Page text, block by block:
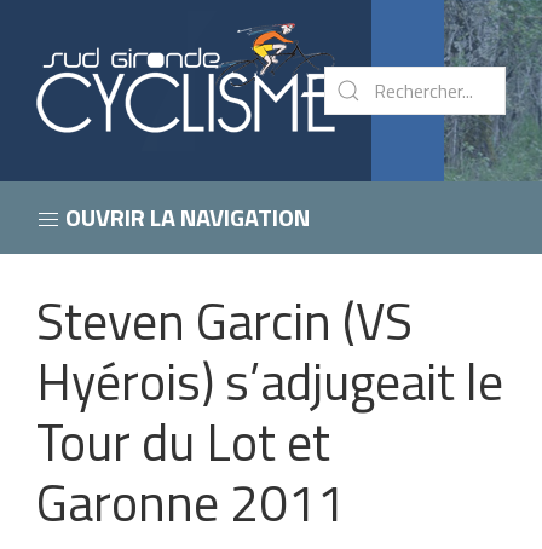
OUVRIR LA NAVIGATION
Steven Garcin (VS
Hyérois) s’adjugeait le
Tour du Lot et
Garonne 2011